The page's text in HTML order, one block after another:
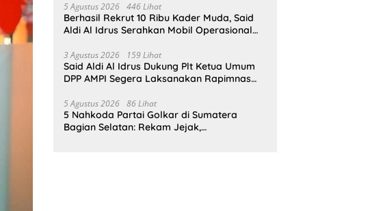
5 Agustus 2026 446 Lihat
Berhasil Rekrut 10 Ribu Kader Muda, Said
Aldi Al Idrus Serahkan Mobil Operasional
3 Agustus 2026 159 Lihat
Said Aldi Al Idrus Dukung Plt Ketua Umum
DPP AMPI Segera Laksanakan Rapimnas
5 Agustus 2026 86 Lihat
5 Nahkoda Partai Golkar di Sumatera
Bagian Selatan: Rekam Jejak,